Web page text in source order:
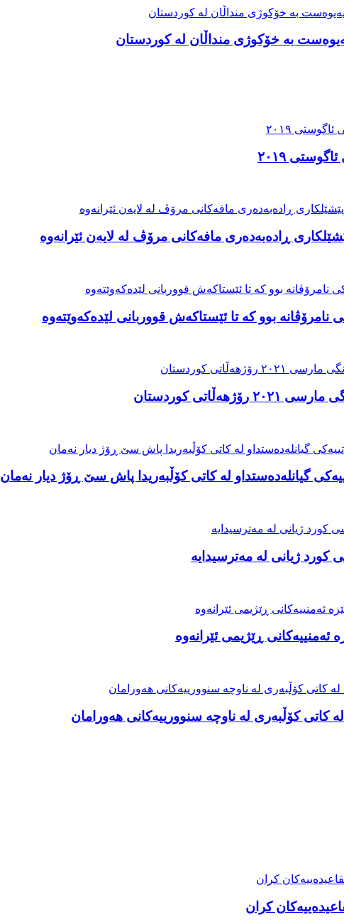
٢٠١٩
ڕادەبەدەری مافەکانی مرۆڤ لە لایەن ئێرانەوە
بوو کە تا ئێستاکەش قووربانی لێدەکەوێتەوە
کوردستان
گیانلەدەستداو لە کاتی کۆڵبەریدا پاش سێ ڕۆژ دیار نەمان
ژیانی لە مەترسیدایە
ڕێژیمی ئێرانەوە
کۆڵبەری لە ناوچە سنوورییەکانی هەورامان
کران